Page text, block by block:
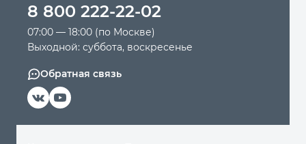
8 800 222-22-02
07:00 — 18:00 (по Москве)
Выходной: суббота, воскресенье
Обратная связь